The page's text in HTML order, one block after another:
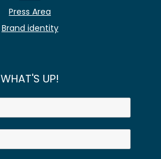
Press Area
Brand identity
WHAT'S UP!